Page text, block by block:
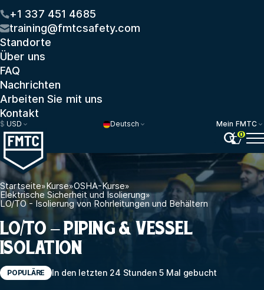
+1 337 451 4685
training@fmtcsafety.com
Standorte
Über uns
FAQ
Nachrichten
Arbeiten Sie mit uns
Kontakt
$ USD Deutsch
Mein FMTC
0
Startseite»Kurse»OSHA-Kurse»
Elektrische Sicherheit und Isolierung»
LO/TO - Isolierung von Rohrleitungen und Behältern
LO/TO – PIPING & VESSEL
ISOLATION
POPULÄRE In den letzten 24 Stunden 5 Mal gebucht